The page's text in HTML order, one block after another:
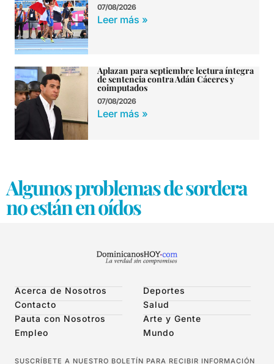
07/08/2026
Leer más »
Aplazan para septiembre lectura íntegra
de sentencia contra Adán Cáceres y
coimputados
07/08/2026
Leer más »
Algunos problemas de sordera
no están en oídos
Acerca de Nosotros
Contacto
Pauta con Nosotros
Empleo
Deportes
Salud
Arte y Gente
Mundo
SUSCRÍBETE A NUESTRO BOLETÍN PARA RECIBIR INFORMACIÓN